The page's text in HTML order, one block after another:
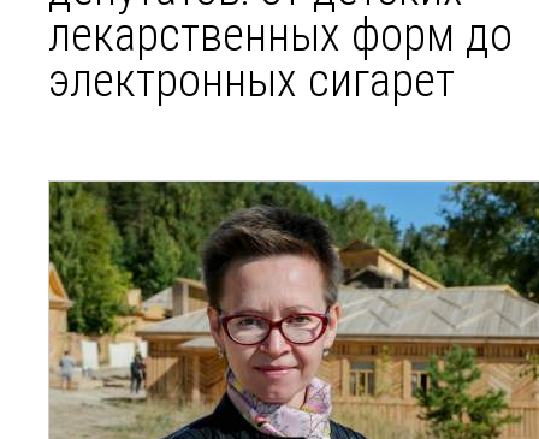
лекарственных форм до
электронных сигарет